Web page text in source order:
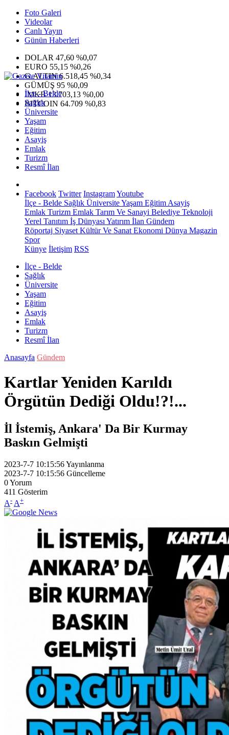
Foto Galeri
Videolar
Canlı Yayın
Günün Haberleri
DOLAR 47,60 %0,07
EURO 55,15 %0,26
G.ALTIN6.518,45 %0,34
GÜMÜŞ 95 %0,09
IMKB13.703,13 %0,00
BITCOIN 64.709 %0,83
İlçe - Belde
Sağlık
Üniversite
Yaşam
Eğitim
Asayiş
Emlak
Turizm
Resmî İlan
Facebook Twitter InstagramYoutube
İlçe - Belde Sağlık ÜniversiteYaşam Eğitim Asayiş
Emlak Turizm Emlak Tarım Ve Sanayi Belediye Teknoloji
Yerel Tanıtım İş Dünyası Yatırım İlan Gündem
Röportaj Siyaset Kültür Ve Sanat Ekonomi Dünya Magazin
Spor
Künye İletişim RSS
İlçe - Belde
Sağlık
Üniversite
Yaşam
Eğitim
Asayiş
Emlak
Turizm
Resmî İlan
Anasayfa Gündem
Kartlar Yeniden Karıldı
Örgütün Dediği Oldu!?!...
İl İstemiş, Ankara' Da Bir Kurmay
Baskın Gelmişti
2023-7-7 10:15:56Yayınlanma
2023-7-7 10:15:56 Güncelleme
0Yorum
411 Gösterim
A- A+